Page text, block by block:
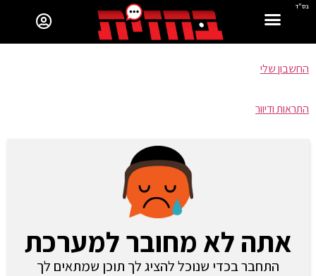
בס"ד
החשבון שלי
התראות ודיוור
אתה לא מחובר למערכת
התחבר בכדי שנוכל להציג לך תוכן שמתאים לך